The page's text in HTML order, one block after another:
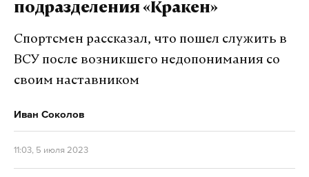
подразделения «Кракен»
Спортсмен рассказал, что пошел служить в
ВСУ после возникшего недопонимания со
своим наставником
Иван Соколов
11:03, 5 июля 2023